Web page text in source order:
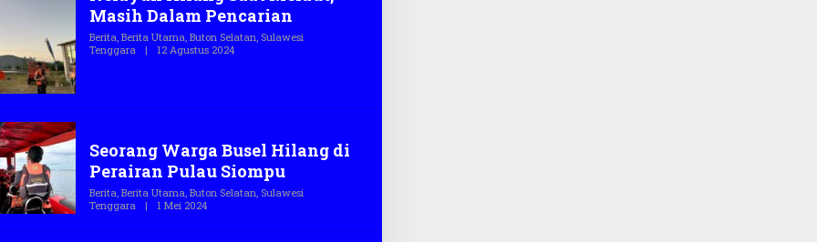
A
S
C
O
Masih Dalam Pencarian
Berita, Berita Utama, Buton Selatan, Sulawesi
Tenggara
| 12 Agustus 2024O
S
.
C
O
Seorang Warga Busel Hilang di
Perairan Pulau Siompu
Berita, Berita Utama, Buton Selatan, Sulawesi
Tenggara
| 1 Mei 2024O
E